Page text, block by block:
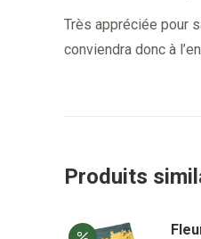
Très appréciée pour
conviendra donc à
Produits